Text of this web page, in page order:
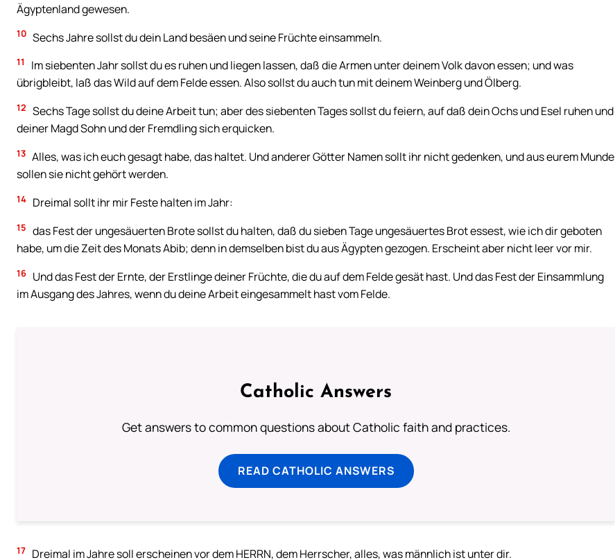
Ägyptenland gewesen.
10 Sechs Jahre sollst du dein Land besäen und seine Früchte einsammeln.
11
Im siebenten Jahr sollst du es ruhen und liegen lassen, daß die Armen unter deinem Volk davon essen; und was
übrigbleibt, laß das Wild auf dem Felde essen. Also sollst du auch tun mit deinem Weinberg und Ölberg.
12 Sechs Tage sollst du deine Arbeit tun; aber des siebenten Tages sollst du feiern, auf daß dein Ochs und Esel ruhen und
deiner Magd Sohn und der Fremdling sich erquicken.
13 Alles, was ich euch gesagt habe, das haltet. Und anderer Götter Namen sollt ihr nicht gedenken, und aus eurem Munde
sollen sie nicht gehört werden.
14 Dreimal sollt ihr mir Feste halten im Jahr:
15 das Fest der ungesäuerten Brote sollst du halten, daß du sieben Tage ungesäuertes Brot essest, wie ich dir geboten
habe, um die Zeit des Monats Abib; denn in demselben bist du aus Ägypten gezogen. Erscheint aber nicht leer vor mir.
16 Und das Fest der Ernte, der Erstlinge deiner Früchte, die du auf dem Felde gesät hast. Und das Fest der Einsammlung
im Ausgang des Jahres, wenn du deine Arbeit eingesammelt hast vom Felde.
Catholic Answers
Get answers to common questions about Catholic faith and practices.
READ CATHOLIC ANSWERS
17 Dreimal im Jahre soll erscheinen vor dem HERRN, dem Herrscher, alles, was männlich ist unter dir.